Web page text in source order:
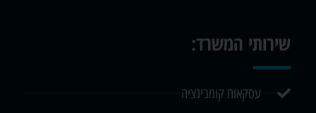
שירותי המשרד:
עסקאות קומבינציה